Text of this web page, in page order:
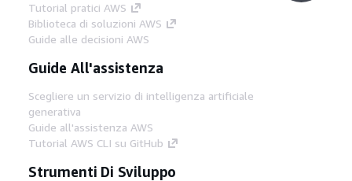
Tutorial pratici AWS
Biblioteca di soluzioni AWS
Guide alle decisioni AWS
Guide All'assistenza
Scegliere un servizio di intelligenza artificiale
generativa
Guide all'assistenza AWS
Tutorial AWS CLI su GitHub
Strumenti Di Sviluppo